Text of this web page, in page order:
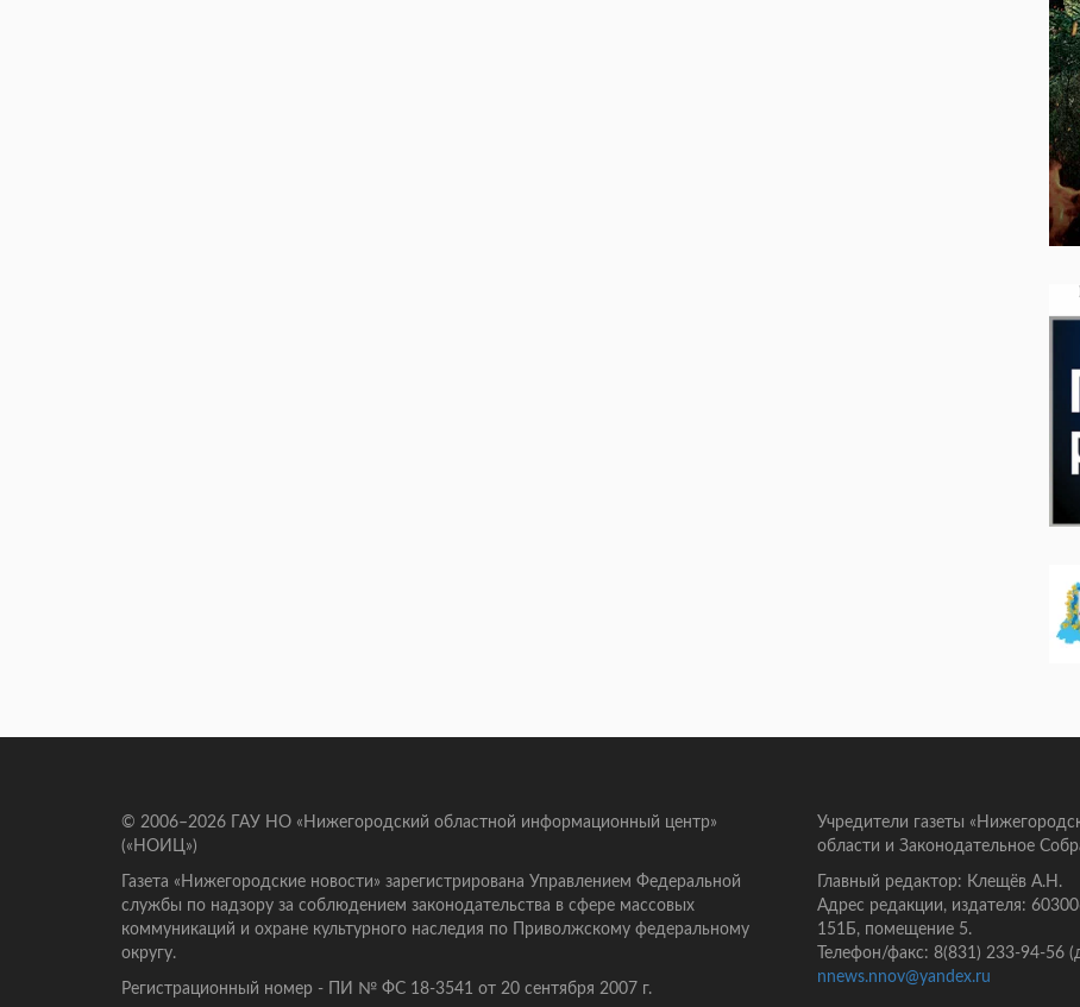
© 2006–2026 ГАУ НО «Нижегородский областной информационный центр»
(«НОИЦ»)
Газета «Нижегородские новости» зарегистрирована Управлением Федеральной
службы по надзору за соблюдением законодательства в сфере массовых
коммуникаций и охране культурного наследия по Приволжскому федеральному
округу.
Регистрационный номер - ПИ № ФС 18-3541 от 20 сентября 2007 г.
Учредители газеты
области и Законодательное
Главный редактор: Клещёв А.Н.
Адрес редакции, издателя:
151Б, помещение 5.
Телефон/факс: 8(831) 233-94-56
nnews.nnov@yandex.ru